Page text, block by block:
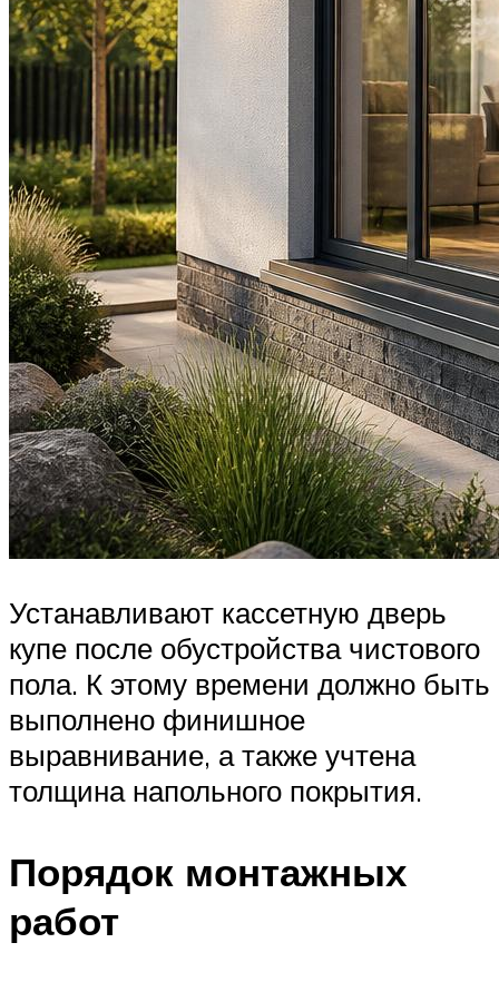
Устанавливают кассетную дверь
купе после обустройства чистового
пола. К этому времени должно быть
выполнено финишное
выравнивание, а также учтена
толщина напольного покрытия.
Порядок монтажных
работ